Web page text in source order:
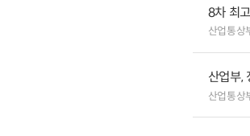
8차 최
산업통상
산업부,
산업통상